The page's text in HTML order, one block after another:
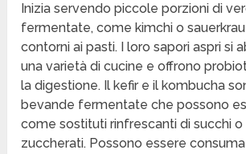
Inizia servendo piccole porzioni di
fermentate, come kimchi o
contorni ai pasti. I loro sapori aspri si
una varietà di cucine e offrono
la digestione. Il kefir e il kombucha
bevande fermentate che possono
come sostituti rinfrescanti di succhi o
zuccherati. Possono essere